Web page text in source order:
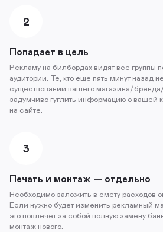
2
Попадает в цель
Рекламу на билбордах видят все группы
аудитории. Те, кто еще пять минут назад
существовании вашего магазина/
задумчиво гуглить информацию о вашей
на сайте.
3
Печать и монтаж — отдельно
Необходимо заложить в смету расходов
Если нужно будет изменить рекламный
это повлечет за собой полную замену
монтаж нового.